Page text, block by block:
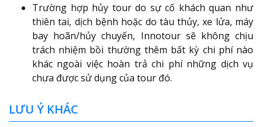
Trường hợp hủy tour do sự cố khách quan như
thiên tai, dịch bệnh hoặc do tàu thủy, xe lửa, máy
bay hoãn/hủy chuyến, Innotour sẽ không chịu
trách nhiệm bồi thường thêm bất kỳ chi phí nào
khác ngoài việc hoàn trả chi phí những dịch vụ
chưa được sử dụng của tour đó.
LƯU Ý KHÁC